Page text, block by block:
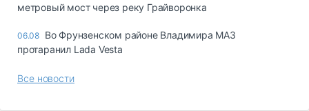
метровый мост через реку Грайворонка
06.08 Во Фрунзенском районе Владимира МАЗ
протаранил Lada Vesta
Все новости